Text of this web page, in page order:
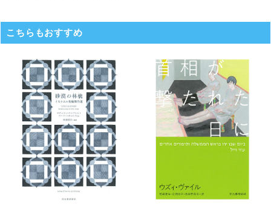
こちらもおすすめ